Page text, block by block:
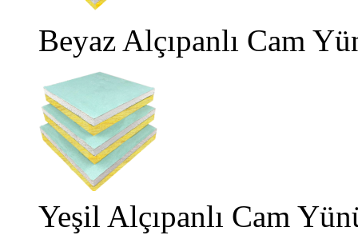
Beyaz Alçıpanlı Cam
Yeşil Alçıpanlı Cam